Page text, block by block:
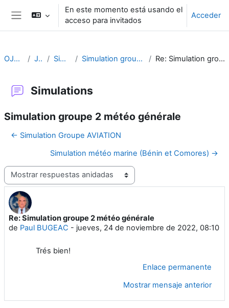
Salta al contenido principal
Panel lateral
En este momento está usando el
acceso para invitados
Acceder
OJT CA FR Jour 3 Simulations Simulation groupe 2 météo générale Re: Simulation groupe 2 météo générale
Simulations
Simulation groupe 2 météo générale
← Simulation Groupe AVIATION
Simulation météo marine (Bénin et Comores) →
Mostrar modo
Re: Simulation groupe 2 météo générale
de Paul BUGEAC - jueves, 24 de noviembre de 2022, 08:10
Número de respuestas: 0
Trés bien!
Enlace permanente
Mostrar mensaje anterior